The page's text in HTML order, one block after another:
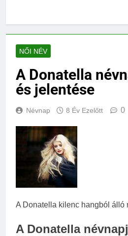
NŐI NÉV
A Donatella
és jelentése
Névnap 8 Év Ezelőtt 0
A Donatella kilenc hangból álló
A Donatella